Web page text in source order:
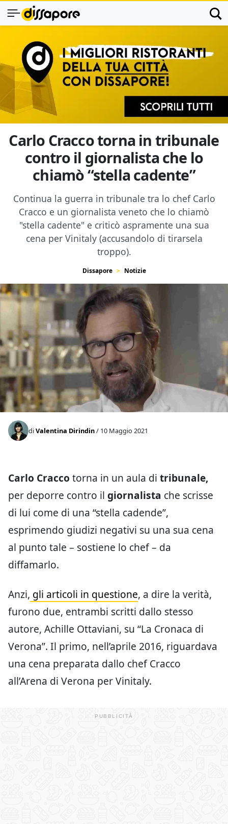
Carlo Cracco torna in tribunale
contro il giornalista che lo
chiamò “stella cadente”
Continua la guerra in tribunale tra lo chef Carlo
Cracco e un giornalista veneto che lo chiamò
"stella cadente" e criticò aspramente una sua
cena per Vinitaly (accusandolo di tirarsela
troppo).
Dissapore Notizie
diValentina Dirindin/ 10 Maggio 2021
Carlo Cracco torna in un aula di tribunale,
per deporre contro il giornalista che scrisse
di lui come di una “stella cadende”,
esprimendo giudizi negativi su una sua cena
al punto tale – sostiene lo chef – da
diffamarlo.
Anzi, gli articoli in questione, a dire la verità,
furono due, entrambi scritti dallo stesso
autore, Achille Ottaviani, su “La Cronaca di
Verona”. Il primo, nell’aprile 2016, riguardava
una cena preparata dallo chef Cracco
all’Arena di Verona per Vinitaly.